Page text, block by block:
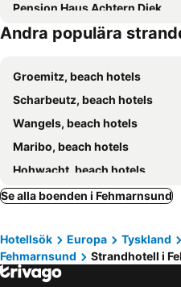
Pension Haus Achtern Diek
Steinwarder 35-37
Andra populära
Groemitz, beach hotels
Scharbeutz, beach hotels
Wangels, beach hotels
Maribo, beach hotels
Hohwacht, beach hotels
Dahme, beach hotels
Eutin, beach hotels
Oldenburg in Holstein, beach hotels
Se alla boenden i Fehmarnsund
Hotellsök Europa Tyskland
Fehmarnsund
Strandhotell i